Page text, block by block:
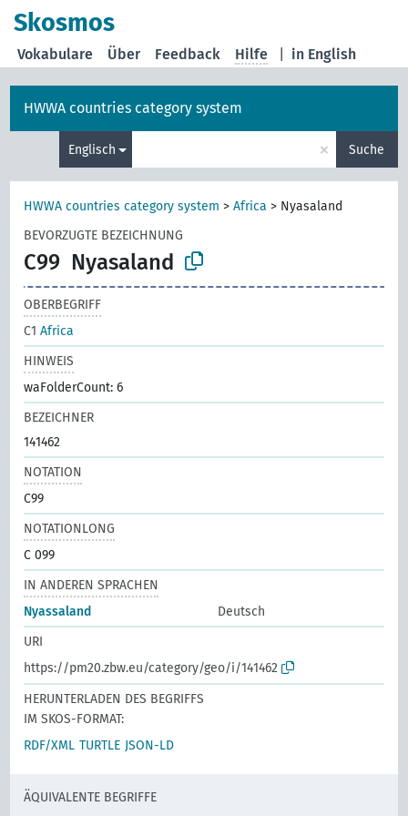
Skosmos
in English
Vokabulare Über Feedback Hilfe
HWWA countries category system
Englisch × Suche
HWWA countries category system >Africa > Nyasaland
BEVORZUGTE BEZEICHNUNG
C99 Nyasaland
OBERBEGRIFF
C1Africa
HINWEIS
waFolderCount: 6
BEZEICHNER
141462
NOTATION
C99
NOTATIONLONG
C 099
IN ANDEREN SPRACHEN
Nyassaland
Deutsch
URI
https://pm20.zbw.eu/category/geo/i/141462
HERUNTERLADEN DES BEGRIFFS
IM SKOS-FORMAT:
RDF/XML TURTLE JSON-LD
ÄQUIVALENTE BEGRIFFE